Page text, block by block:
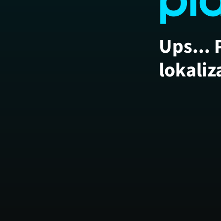
Ups...